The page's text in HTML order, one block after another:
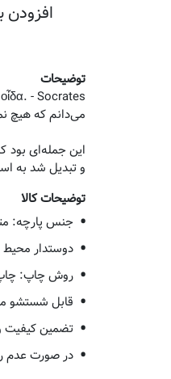
افزودن
توضیحات
این جمله‌ای بود
و تبدیل شد به
توضیحات کالا
جنس پارچه: متقال
دوستدار
روش چاپ: چاپ
قابل شستشو
تضمین کیفیت
در صورت عدم